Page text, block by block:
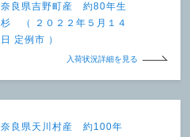
奈良県吉野町産 約80年生
杉 （ ２０２２年５月１４
日 定例市 ）
入荷状況詳細を見る
奈良県天川村産 約100年